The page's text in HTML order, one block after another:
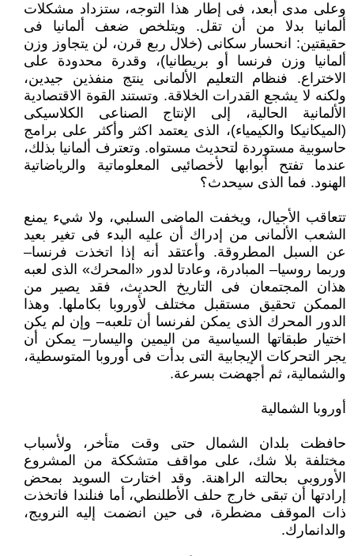
وعلى مدى أبعد، فى إطار هذا التوجه، ستزداد مشكلات
ألمانيا بدلا من أن تقل. ويتلخص ضعف ألمانيا فى
حقيقتين: انحسار سكانى (خلال ربع قرن، لن يتجاوز وزن
ألمانيا وزن فرنسا أو بريطانيا)، وقدرة محدودة على
الاختراع. فنظام التعليم الألمانى ينتج منفذين جيدين،
ولكنه لا يشجع القدرات الخلاقة. وتستند القوة الاقتصادية
الألمانية الحالية، إلى الإنتاج الصناعى الكلاسيكى
(الميكانيكا والكيمياء)، الذى يعتمد اكثر وأكثر على برامج
حاسوبية مستوردة لتحديث مستواه. وتعترف ألمانيا بذلك،
عندما تفتح أبوابها لأخصائيى المعلوماتية والرياضاتية
الهنود. فما الذى سيحدث؟
تتعاقب الأجيال، ويخفت الماضى السلبي، ولا شيء يمنع
الشعب الألمانى من إدراك أن عليه البدء فى تغير بعيد
عن السبل المطروقة. وأعتقد أنه إذا اتخذت فرنسا–
وربما روسيا– المبادرة، وعادتا لدور «المحرك» الذى لعبه
هذان المجتمعان فى التاريخ الحديث، فقد يصير من
الممكن تحقيق مستقبل مختلف لأوروبا بكاملها. وهذا
الدور المحرك الذى يمكن لفرنسا أن تلعبه– وإن لم يكن
اختيار طبقاتها السياسية من اليمين واليسار– يمكن أن
يجر التحركات الإيجابية التى بدأت فى أوروبا المتوسطية،
والشمالية، ثم أجهضت بسرعة.
أوروبا الشمالية
حافظت بلدان الشمال حتى وقت متأخر، ولأسباب
مختلفة بلا شك، على مواقف متشككة من المشروع
الأوروبى بحالته الراهنة. وقد اختارت السويد بمحض
إرادتها أن تبقى خارج حلف الأطلنطي، أما فنلندا فاتخذت
ذات الموقف مضطرة، فى حين انضمت إليه النرويج،
والدانمارك.